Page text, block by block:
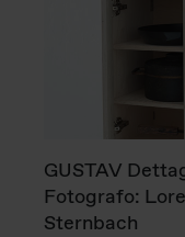
GUSTAV
Fotografo:
Sternbach